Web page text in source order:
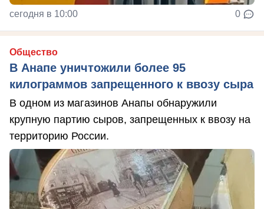
сегодня в 10:00 0
Общество
В Анапе уничтожили более 95
килограммов запрещенного к ввозу сыра
В одном из магазинов Анапы обнаружили
крупную партию сыров, запрещенных к ввозу на
территорию России.